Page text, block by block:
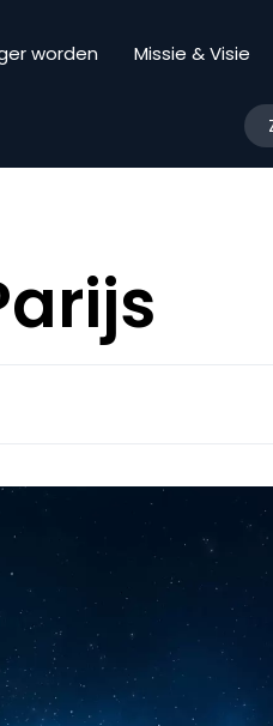
worden Missie & Visie